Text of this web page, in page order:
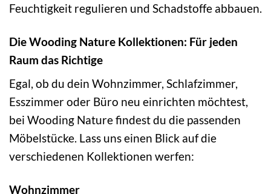
Feuchtigkeit regulieren und Schadstoffe abbauen.
Die Wooding Nature Kollektionen: Für jeden
Raum das Richtige
Egal, ob du dein Wohnzimmer, Schlafzimmer,
Esszimmer oder Büro neu einrichten möchtest,
bei Wooding Nature findest du die passenden
Möbelstücke. Lass uns einen Blick auf die
verschiedenen Kollektionen werfen:
Wohnzimmer